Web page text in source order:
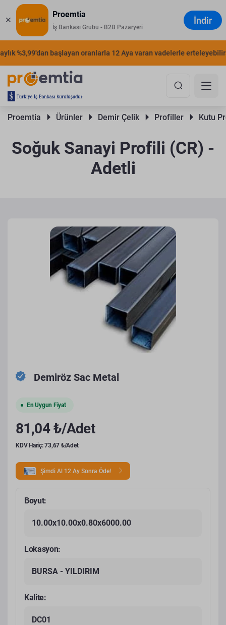
Proemtia
İş Bankası Grubu - B2B Pazaryeri
İndir
%3,99'dan başlayan oranlarla 12 Aya varan vadelerle
Proemtia Ürünler Demir Çelik Profiller Kutu
Soğuk Sanayi Profili (CR) -
Adetli
Demiröz Sac Metal
En Uygun Fiyat
81,04 ₺/Adet
KDV Hariç: 73,67 ₺/Adet
Şimdi Al 12 Ay Sonra Öde!
Boyut:
10.00x10.00x0.80x6000.00
Lokasyon:
BURSA - YILDIRIM
Kalite:
DC01